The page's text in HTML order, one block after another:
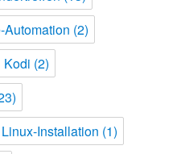
Automation (2)
Kodi (2)
Linux-Installation (1)